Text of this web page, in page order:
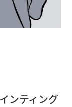
ンティング